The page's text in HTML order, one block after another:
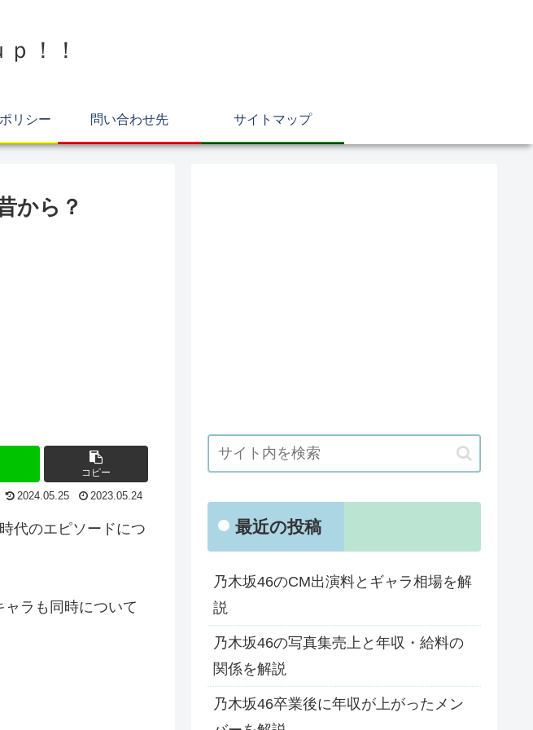
！！
リシー 問い合わせ先 サイトマップ
から？
コピー
2024.05.25 2023.05.24
代のエピソードにつ
ラも同時について
最近の投稿
乃木坂46のCM出演料とギャラ相場を解
説
乃木坂46の写真集売上と年収・給料の
関係を解説
乃木坂46卒業後に年収が上がったメン